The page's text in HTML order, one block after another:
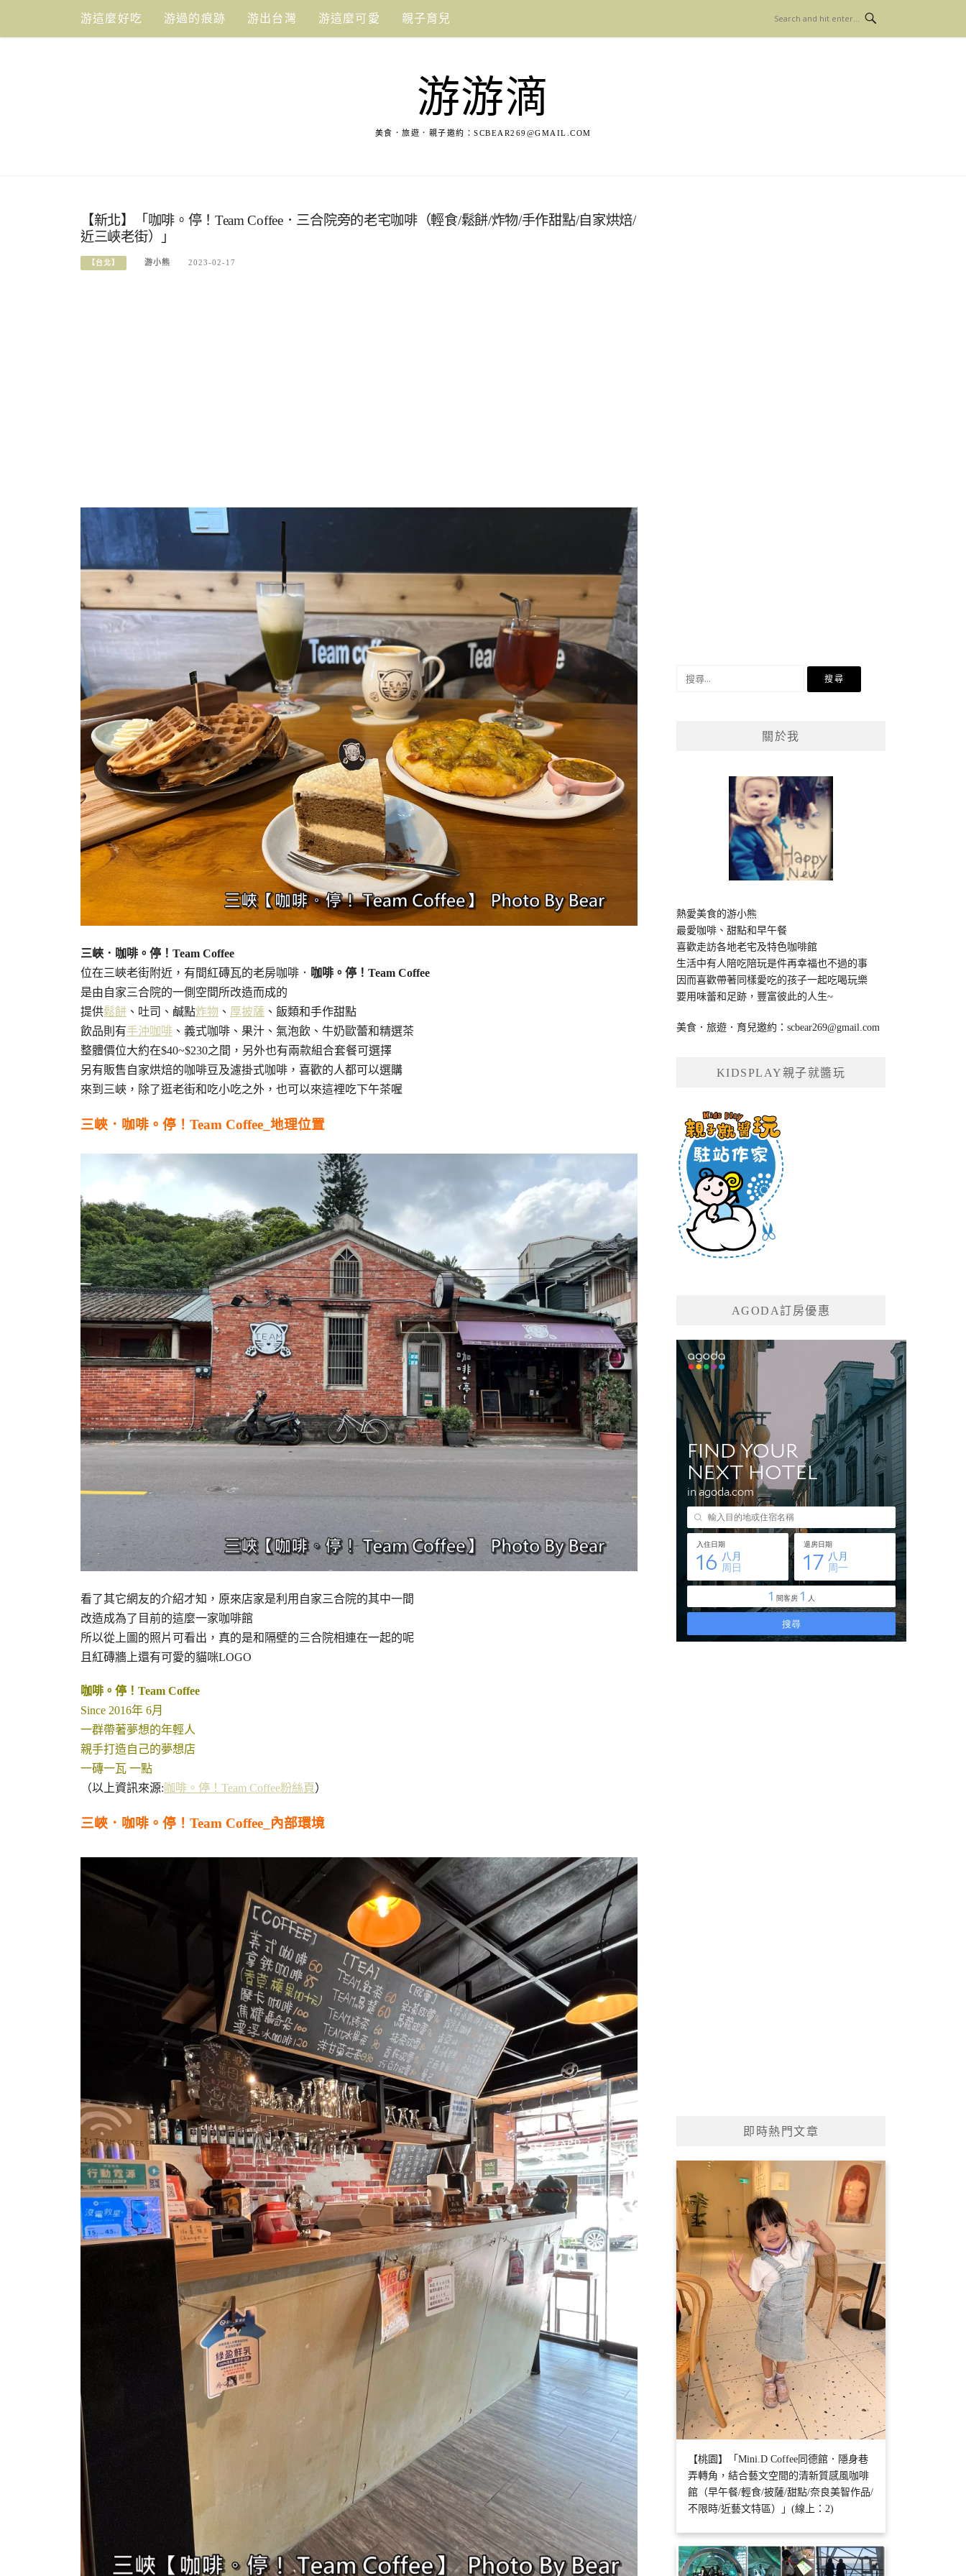
content
游這麼好吃 游過的痕跡 游出台灣 游這麼可愛 親子育兒
游游滴
美食．旅遊．親子邀約： SCBEAR269@GMAIL.COM
【新北】「咖啡。停！Team Coffee．三合院旁的老宅咖啡（輕食/鬆餅/炸物/手作甜點/自家烘焙/
近三峽老街）」
【台北】 游小熊 2023-02-17
三峽．咖啡。停！Team Coffee
位在三峽老街附近，有間紅磚瓦的老房咖啡． 咖啡。停！Team Coffee
是由自家三合院的一側空間所改造而成的
提供鬆餅 、吐司、鹹點炸物 、 厚披薩 、飯類和手作甜點
飲品則有手沖咖啡 、義式咖啡、果汁、氣泡飲、牛奶歐蕾和精選茶
整體價位大約在$40~$230之間，另外也有兩款組合套餐可選擇
另有販售自家烘焙的咖啡豆及濾掛式咖啡，喜歡的人都可以選購
來到三峽，除了逛老街和吃小吃之外，也可以來這裡吃下午茶喔
三峽．咖啡。停！Team Coffee_地理位置
看了其它網友的介紹才知，原來店家是利用自家三合院的其中一間
改造成為了目前的這麼一家咖啡館
所以從上圖的照片可看出，真的是和隔壁的三合院相連在一起的呢
且紅磚牆上還有可愛的貓咪LOGO
咖啡。停！Team Coffee
Since 2016年 6月
一群帶著夢想的年輕人
親手打造自己的夢想店
一磚一瓦 一點
（以上資訊來源:咖啡。停！Team Coffee粉絲頁）
三峽．咖啡。停！Team Coffee_內部環境
關於我
熱愛美食的游小熊
最愛咖啡、甜點和早午餐
喜歡走訪各地老宅及特色咖啡館
生活中有人陪吃陪玩是件再幸福也不過的事
因而喜歡帶著同樣愛吃的孩子一起吃喝玩樂
要用味蕾和足跡，豐富彼此的人生~
美食．旅遊．育兒邀約：scbear269@gmail.com
KIDSPLAY親子就醬玩
AGODA訂房優惠
即時熱門文章
【桃園】「Mini.D Coffee同德館．隱身巷
弄轉角，結合藝文空間的清新質感風咖啡
館（早午餐/輕食/披薩/甜點/奈良美智作品/
不限時/近藝文特區）」(線上：2)